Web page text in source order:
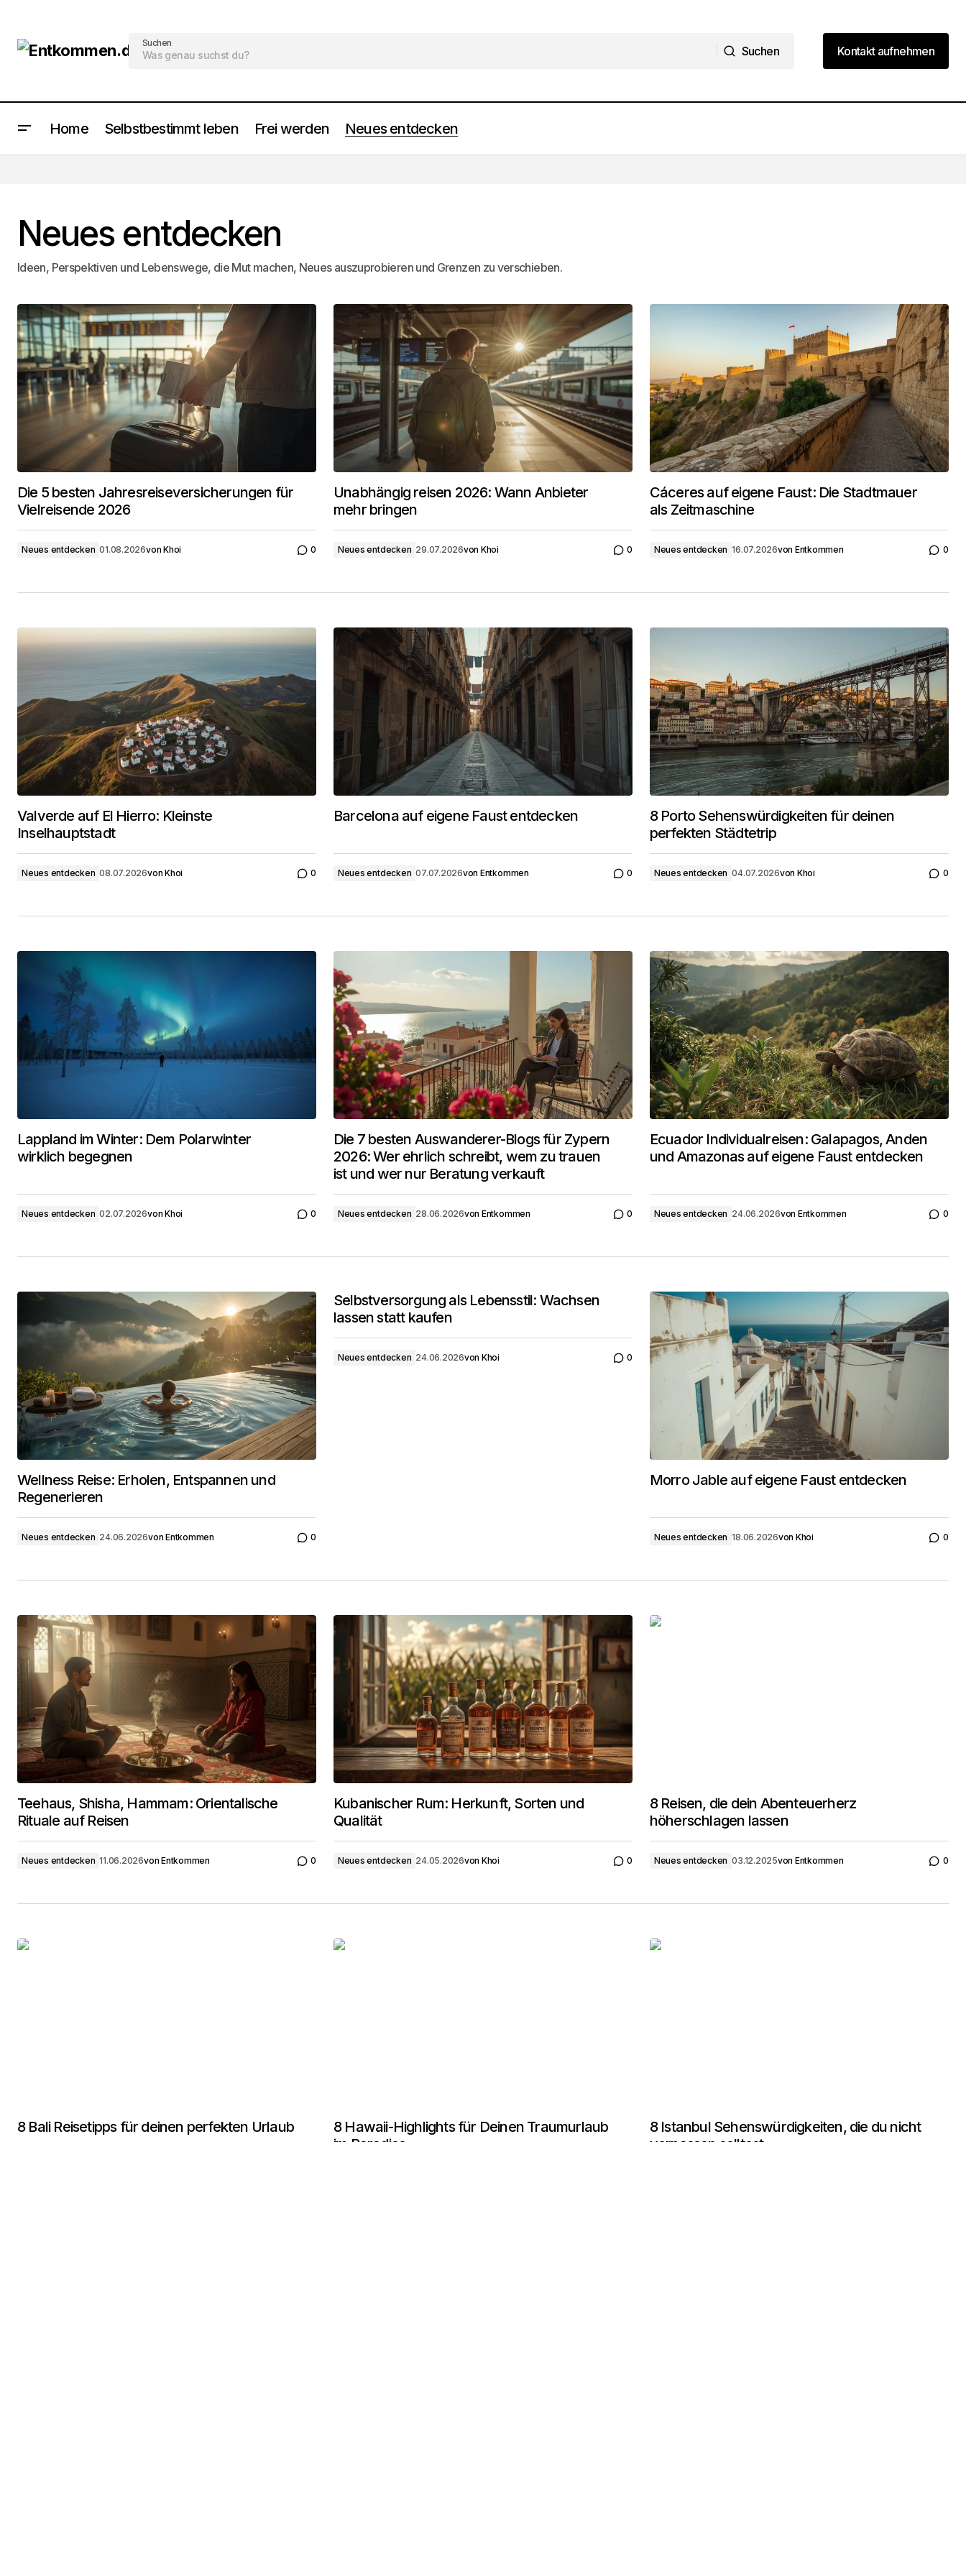
Suchen
Suchen
Kontakt aufnehmen
Kontakt aufnehmen
Home Selbstbestimmt leben Frei werden Neues entdecken
Neues entdecken
Ideen, Perspektiven und Lebenswege, die Mut machen, Neues auszuprobieren und Grenzen zu verschieben.
Die 5 besten Jahresreiseversicherungen für
Vielreisende 2026
Neues entdecken 01.08.2026von Khoi 0
Unabhängig reisen 2026: Wann Anbieter
mehr bringen
Neues entdecken 29.07.2026von Khoi 0
Cáceres auf eigene Faust: Die Stadtmauer
als Zeitmaschine
Neues entdecken 16.07.2026von Entkommen 0
Valverde auf El Hierro: Kleinste
Inselhauptstadt
Neues entdecken 08.07.2026von Khoi 0
Barcelona auf eigene Faust entdecken
Neues entdecken 07.07.2026von Entkommen 0
8 Porto Sehenswürdigkeiten für deinen
perfekten Städtetrip
Neues entdecken 04.07.2026von Khoi 0
Lappland im Winter: Dem Polarwinter
wirklich begegnen
Neues entdecken 02.07.2026von Khoi 0
Die 7 besten Auswanderer-Blogs für Zypern
2026: Wer ehrlich schreibt, wem zu trauen
ist und wer nur Beratung verkauft
Neues entdecken 28.06.2026von Entkommen 0
Ecuador Individualreisen: Galapagos, Anden
und Amazonas auf eigene Faust entdecken
Neues entdecken 24.06.2026von Entkommen 0
Wellness Reise: Erholen, Entspannen und
Regenerieren
Neues entdecken 24.06.2026von Entkommen 0
Selbstversorgung als Lebensstil: Wachsen
lassen statt kaufen
Neues entdecken 24.06.2026von Khoi 0
Morro Jable auf eigene Faust entdecken
Neues entdecken 18.06.2026von Khoi 0
Teehaus, Shisha, Hammam: Orientalische
Rituale auf Reisen
Neues entdecken 11.06.2026von Entkommen 0
Kubanischer Rum: Herkunft, Sorten und
Qualität
Neues entdecken 24.05.2026von Khoi 0
8 Reisen, die dein Abenteuerherz
höherschlagen lassen
Neues entdecken 03.12.2025von Entkommen 0
8 Bali Reisetipps für deinen perfekten Urlaub
8 Hawaii-Highlights für Deinen Traumurlaub
im Paradies
8 Istanbul Sehenswürdigkeiten, die du nicht
verpassen solltest